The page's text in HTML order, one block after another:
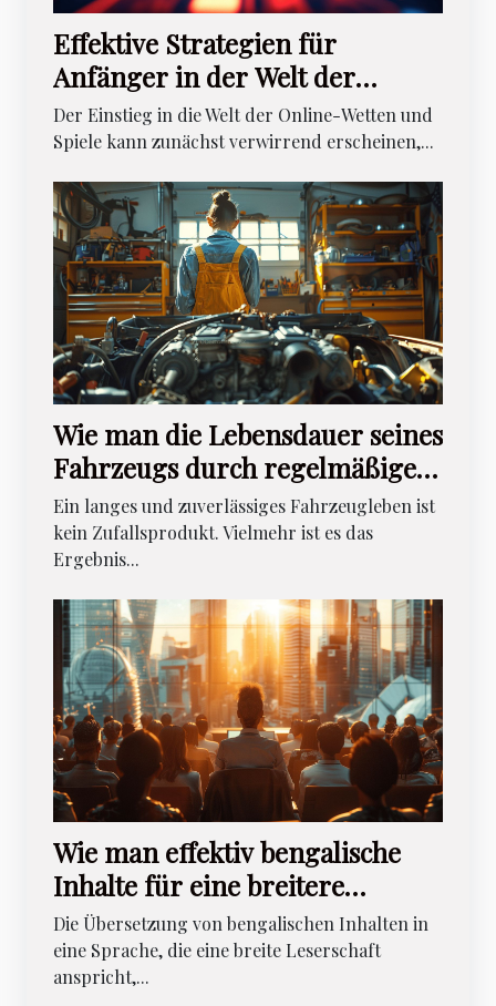
Effektive Strategien für
Anfänger in der Welt der
Online-Wetten und Spiele
Der Einstieg in die Welt der Online-Wetten und
Spiele kann zunächst verwirrend erscheinen,...
Wie man die Lebensdauer seines
Fahrzeugs durch regelmäßige
Wartung verlängert
Ein langes und zuverlässiges Fahrzeugleben ist
kein Zufallsprodukt. Vielmehr ist es das
Ergebnis...
Wie man effektiv bengalische
Inhalte für eine breitere
Leserschaft übersetzt
Die Übersetzung von bengalischen Inhalten in
eine Sprache, die eine breite Leserschaft
anspricht,...